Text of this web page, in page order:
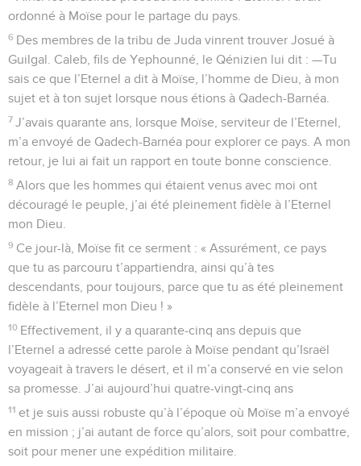
ordonné à Moïse pour le partage du pays.
6 Des membres de la tribu de Juda vinrent trouver Josué à
Guilgal. Caleb, fils de Yephounné, le Qénizien lui dit : —Tu
sais ce que l’Eternel a dit à Moïse, l’homme de Dieu, à mon
sujet et à ton sujet lorsque nous étions à Qadech-Barnéa.
7 J’avais quarante ans, lorsque Moïse, serviteur de l’Eternel,
m’a envoyé de Qadech-Barnéa pour explorer ce pays. A mon
retour, je lui ai fait un rapport en toute bonne conscience.
8 Alors que les hommes qui étaient venus avec moi ont
découragé le peuple, j’ai été pleinement fidèle à l’Eternel
mon Dieu.
9 Ce jour-là, Moïse fit ce serment : « Assurément, ce pays
que tu as parcouru t’appartiendra, ainsi qu’à tes
descendants, pour toujours, parce que tu as été pleinement
fidèle à l’Eternel mon Dieu ! »
10 Effectivement, il y a quarante-cinq ans depuis que
l’Eternel a adressé cette parole à Moïse pendant qu’Israël
voyageait à travers le désert, et il m’a conservé en vie selon
sa promesse. J’ai aujourd’hui quatre-vingt-cinq ans
11 et je suis aussi robuste qu’à l’époque où Moïse m’a envoyé
en mission ; j’ai autant de force qu’alors, soit pour combattre,
soit pour mener une expédition militaire.